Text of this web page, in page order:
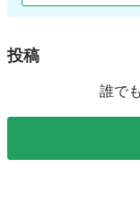
投稿
誰で